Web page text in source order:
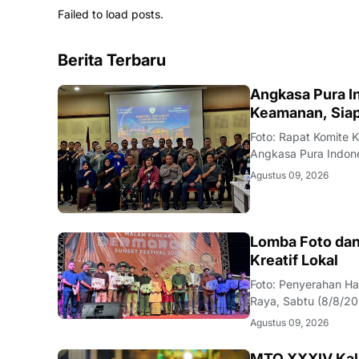
Failed to load posts.
Berita Terbaru
KALBAR
Angkasa Pura
Keamanan,
Foto: Rapat Komite
Angkasa Pura
Komite Keamanan
Agustus 09, 2026
DAERAH
Lomba Foto
Kreatif Lokal
Foto: Penyerahan
Raya, Sabtu (8/8/
para pemenang
Agustus 09, 2026